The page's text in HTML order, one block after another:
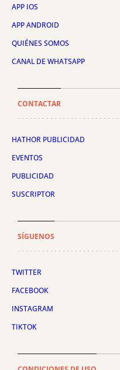
APP IOS
APP ANDROID
QUIÉNES SOMOS
CANAL DE WHATSAPP
CONTACTAR
HATHOR PUBLICIDAD
EVENTOS
PUBLICIDAD
SUSCRIPTOR
SÍGUENOS
TWITTER
FACEBOOK
INSTAGRAM
TIKTOK